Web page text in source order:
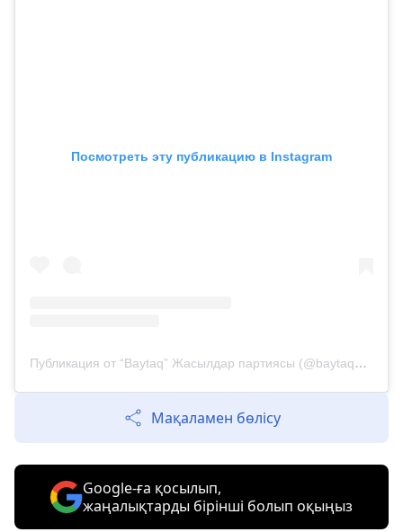
Посмотреть эту публикацию в Instagram
Публикация от “Baytaq” Жасылдар партиясы (@baytaq_jasyldar_partiyasy)
Мақаламен бөлісу
Google-ға қосылып,
жаңалықтарды бірінші болып оқыңыз